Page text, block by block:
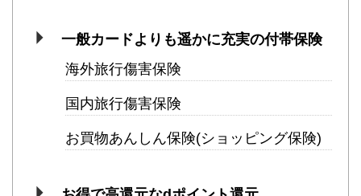
一般カードよりも遥かに充実の付帯保険
海外旅行傷害保険
国内旅行傷害保険
お買物あんしん保険(ショッピング保険)